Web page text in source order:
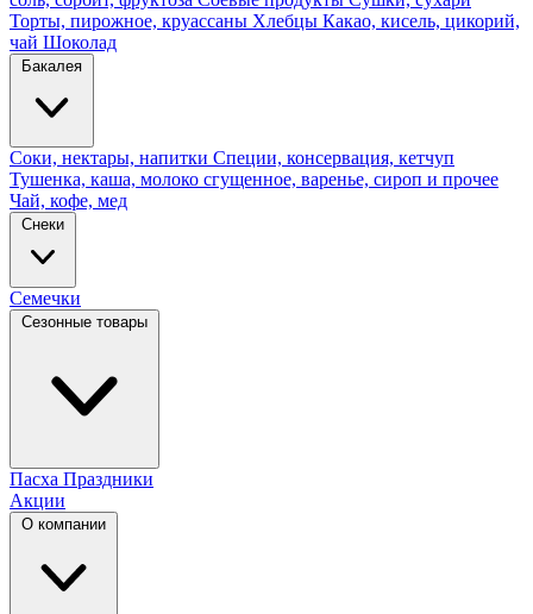
Торты, пирожное, круассаны Хлебцы Какао, кисель, цикорий,
чай Шоколад
Бакалея
Соки, нектары, напитки Специи, консервация, кетчуп
Тушенка, каша, молоко сгущенное, варенье, сироп и прочее
Чай, кофе, мед
Снеки
Семечки
Сезонные товары
Пасха Праздники
Акции
О компании